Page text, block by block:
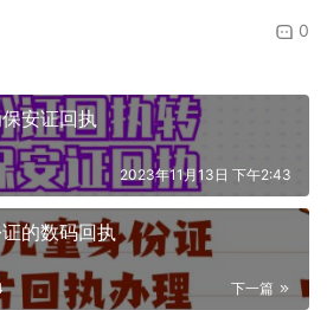
0
安证回执
2023年11月13日 下午2:43
的数码回执
下一篇